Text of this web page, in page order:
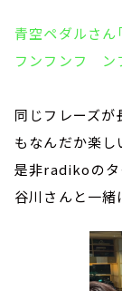
青空ペダルさ
フンフンフ ン
同じフレーズ
もなんだか楽し
是非radikoのタ
谷川さんと一緒